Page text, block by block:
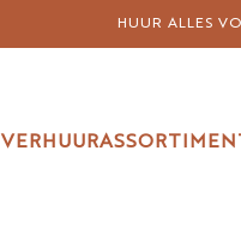
HUUR ALLES